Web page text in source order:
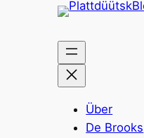
Über
De Brooks